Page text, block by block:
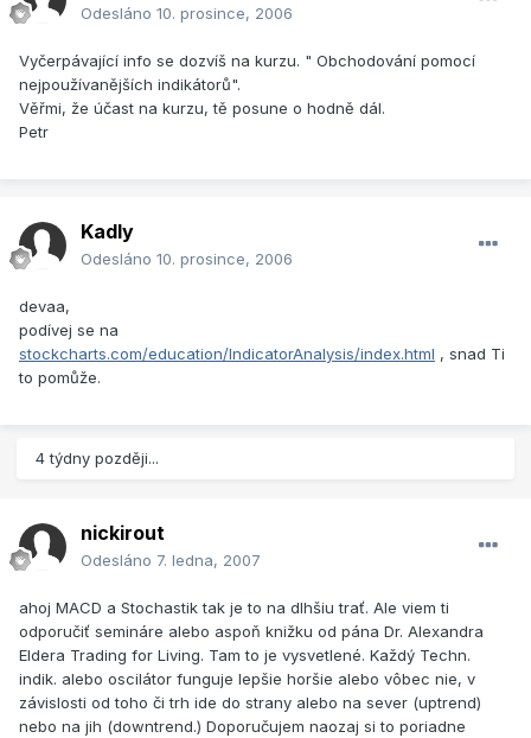
Odesláno 10. prosince, 2006
Vyčerpávající info se dozvíš na kurzu. " Obchodování pomocí
nejpoužívanějších indikátorů".
Věřmi, že účast na kurzu, tě posune o hodně dál.
Petr
Kadly
Odesláno 10. prosince, 2006
devaa,
podívej se na
stockcharts.com/education/IndicatorAnalysis/index.html , snad Ti
to pomůže.
4 týdny později...
nickirout
Odesláno 7. ledna, 2007
ahoj MACD a Stochastik tak je to na dlhšiu trať. Ale viem ti
odporučiť semináre alebo aspoň knižku od pána Dr. Alexandra
Eldera Trading for Living. Tam to je vysvetlené. Každý Techn.
indik. alebo oscilátor funguje lepšie horšie alebo vôbec nie, v
závislosti od toho či trh ide do strany alebo na sever (uptrend)
nebo na jih (downtrend.) Doporučujem naozaj si to poriadne